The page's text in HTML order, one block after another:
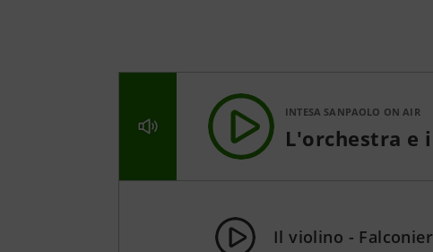
INTESA SANPAOLO ON AIR
L'orchestra e
Il violino -